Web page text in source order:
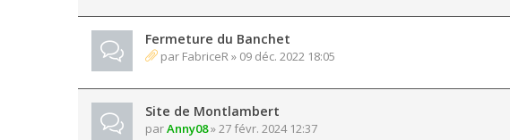
Fermeture du Banchet
par FabriceR» 09 déc. 2022 18:05
Site de Montlambert
parAnny08» 27 févr. 2024 12:37